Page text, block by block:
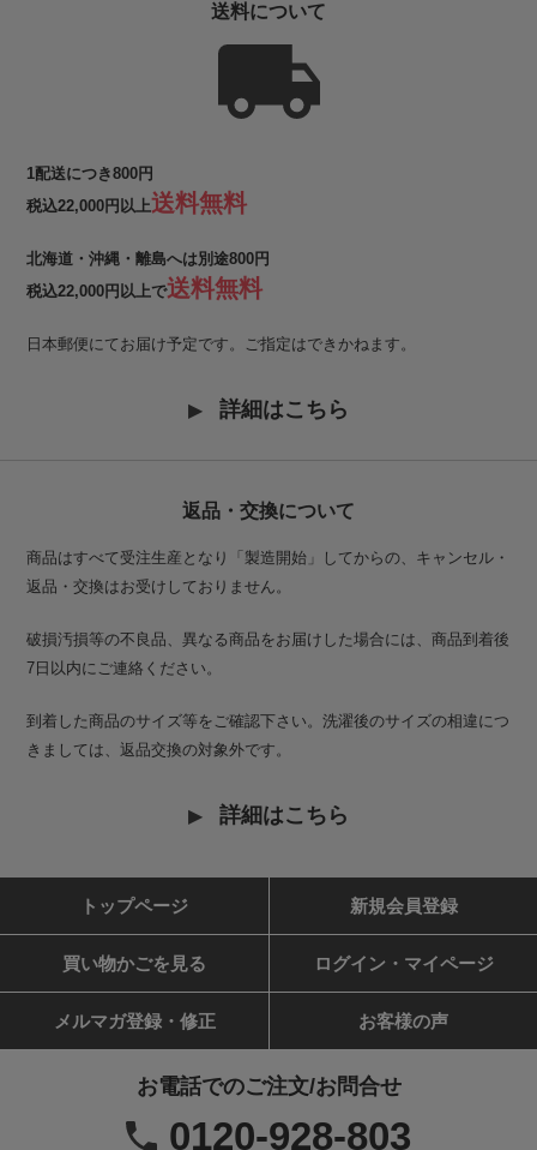
送料について
1配送につき800円
税込22,000円以上送料無料
北海道・沖縄・離島へは別途800円
税込22,000円以上で送料無料
日本郵便にてお届け予定です。ご指定はできかねます。
詳細はこちら
返品・交換について
商品はすべて受注生産となり「製造開始」してからの、キャンセル・
返品・交換はお受けしておりません。
破損汚損等の不良品、異なる商品をお届けした場合には、商品到着後
7日以内にご連絡ください。
到着した商品のサイズ等をご確認下さい。洗濯後のサイズの相違につ
きましては、返品交換の対象外です。
詳細はこちら
トップページ 新規会員登録
買い物かごを見る ログイン・マイページ
メルマガ登録・修正 お客様の声
お電話でのご注文/お問合せ
0120-928-803